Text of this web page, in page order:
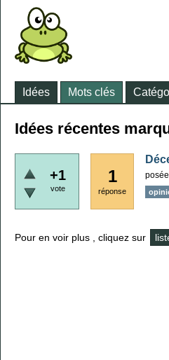
Idées Mots clés
Idées récentes
+1
vote
1
réponse
posée
Pour en voir plus , cliquez sur